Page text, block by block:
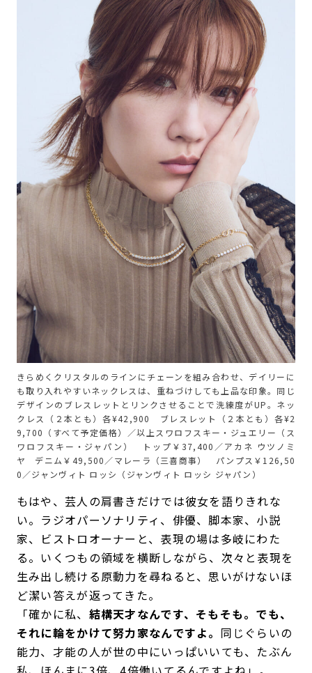
きらめくクリスタルのラインにチェーンを組み合わせ、デイリーに
も取り入れやすいネックレスは、重ねづけしても上品な印象。同じ
デザインのブレスレットとリンクさせることで洗練度がUP。ネッ
クレス（２本とも）各¥42,900 ブレスレット（２本とも）各¥2
9,700（すべて予定価格）／以上スワロフスキー・ジュエリー（ス
ワロフスキー・ジャパン） トップ￥37,400／アカネ ウツノミ
ヤ デニム￥49,500／マレーラ（三喜商事） パンプス￥126,50
0／ジャンヴィト ロッシ（ジャンヴィト ロッシ ジャパン）
もはや、芸人の肩書きだけでは彼女を語りきれな
い。ラジオパーソナリティ、俳優、脚本家、小説
家、ビストロオーナーと、表現の場は多岐にわた
る。いくつもの領域を横断しながら、次々と表現を
生み出し続ける原動力を尋ねると、思いがけないほ
ど潔い答えが返ってきた。
「確かに私、 結構天才なんです、そもそも。でも、
それに輪をかけて努力家なんですよ。 同じぐらいの
能力、才能の人が世の中にいっぱいいても、たぶん